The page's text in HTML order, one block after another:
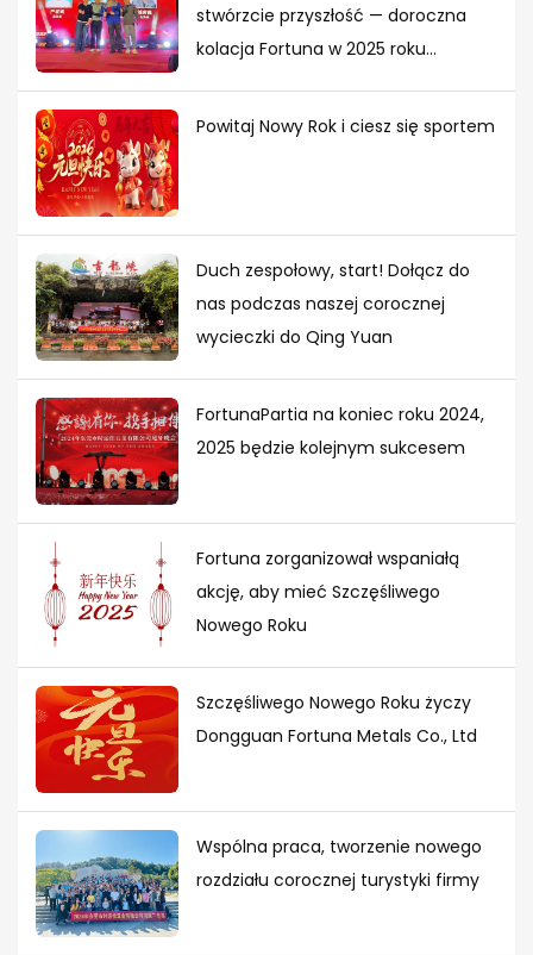
stwórzcie przyszłość — doroczna
kolacja Fortuna w 2025 roku
zakończeniem
Powitaj Nowy Rok i ciesz się sportem
Duch zespołowy, start! Dołącz do
nas podczas naszej corocznej
wycieczki do Qing Yuan
FortunaPartia na koniec roku 2024,
2025 będzie kolejnym sukcesem
Fortuna zorganizował wspaniałą
akcję, aby mieć Szczęśliwego
Nowego Roku
Szczęśliwego Nowego Roku życzy
Dongguan Fortuna Metals Co., Ltd
Wspólna praca, tworzenie nowego
rozdziału corocznej turystyki firmy